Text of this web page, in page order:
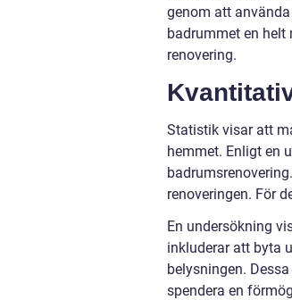
genom att
badrummet en
renovering.
Statistik visar att
hemmet. Enligt en
renoveringen. För
En undersökning
inkluderar att byta
belysningen.
spendera en